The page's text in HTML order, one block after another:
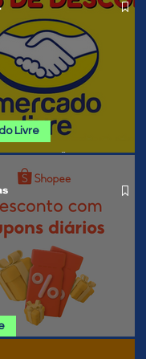
PROMOÇÕES
LIVRE
Livre